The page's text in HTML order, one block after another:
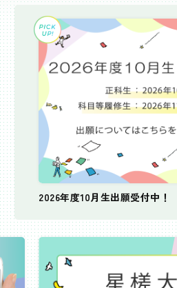
2026年度10月生出願受付中！